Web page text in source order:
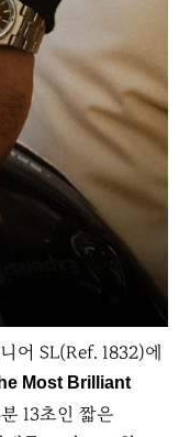
어 SL(Ref. 1832)에
Most Brilliant
13초인 짧은